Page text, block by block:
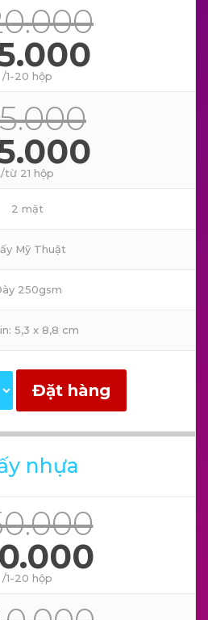
/1-20 hộp
/từ 21 hộp
2 mặt
Mỹ Thuật
250gsm
5,3 x 8,8 cm
Đặt hàng
nhựa
/1-20 hộp